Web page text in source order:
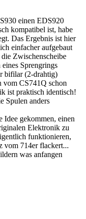
einen EDS920
kompatibel ist, habe
Das Ergebnis ist hier
einfacher aufgebaut
Zwischenscheibe
Sprengrings
bifilar (2-drahtig)
vom CS741Q schon
ist praktisch identisch!
Spulen anders
Idee gekommen, einen
Elektronik zu
funktionieren,
vom 714er flackert...
was anfangen